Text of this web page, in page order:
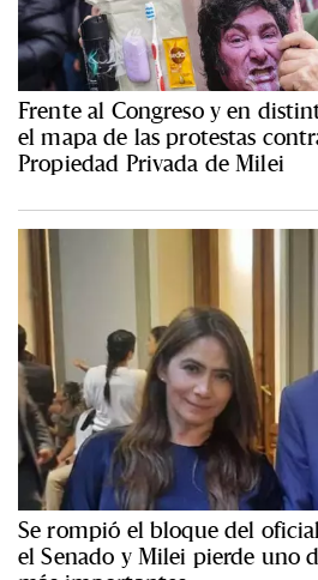
Frente al Congreso y en
el mapa de las protestas
Propiedad Privada de Milei
Se rompió el bloque del
el Senado y Milei pierde uno